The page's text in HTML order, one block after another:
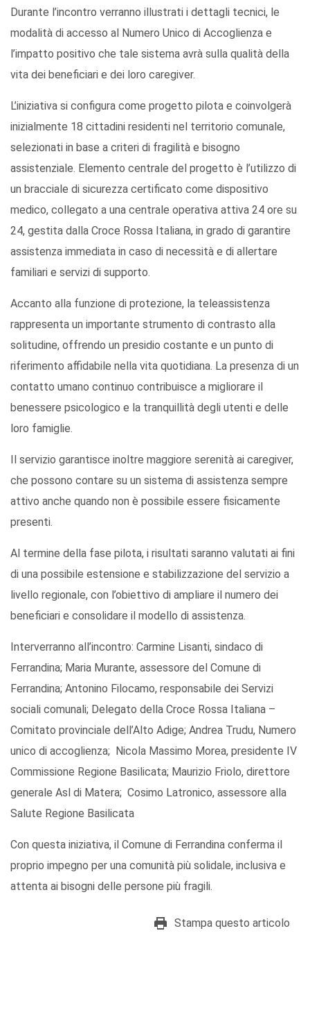
Durante l’incontro verranno illustrati i dettagli tecnici, le
modalità di accesso al Numero Unico di Accoglienza e
l’impatto positivo che tale sistema avrà sulla qualità della
vita dei beneficiari e dei loro caregiver.
L’iniziativa si configura come progetto pilota e coinvolgerà
inizialmente 18 cittadini residenti nel territorio comunale,
selezionati in base a criteri di fragilità e bisogno
assistenziale. Elemento centrale del progetto è l’utilizzo di
un bracciale di sicurezza certificato come dispositivo
medico, collegato a una centrale operativa attiva 24 ore su
24, gestita dalla Croce Rossa Italiana, in grado di garantire
assistenza immediata in caso di necessità e di allertare
familiari e servizi di supporto.
Accanto alla funzione di protezione, la teleassistenza
rappresenta un importante strumento di contrasto alla
solitudine, offrendo un presidio costante e un punto di
riferimento affidabile nella vita quotidiana. La presenza di un
contatto umano continuo contribuisce a migliorare il
benessere psicologico e la tranquillità degli utenti e delle
loro famiglie.
Il servizio garantisce inoltre maggiore serenità ai caregiver,
che possono contare su un sistema di assistenza sempre
attivo anche quando non è possibile essere fisicamente
presenti.
Al termine della fase pilota, i risultati saranno valutati ai fini
di una possibile estensione e stabilizzazione del servizio a
livello regionale, con l’obiettivo di ampliare il numero dei
beneficiari e consolidare il modello di assistenza.
Interverranno all’incontro: Carmine Lisanti, sindaco di
Ferrandina; Maria Murante, assessore del Comune di
Ferrandina; Antonino Filocamo, responsabile dei Servizi
sociali comunali; Delegato della Croce Rossa Italiana –
Comitato provinciale dell’Alto Adige; Andrea Trudu, Numero
unico di accoglienza; Nicola Massimo Morea, presidente IV
Commissione Regione Basilicata; Maurizio Friolo, direttore
generale Asl di Matera; Cosimo Latronico, assessore alla
Salute Regione Basilicata
Con questa iniziativa, il Comune di Ferrandina conferma il
proprio impegno per una comunità più solidale, inclusiva e
attenta ai bisogni delle persone più fragili.
Stampa questo articolo